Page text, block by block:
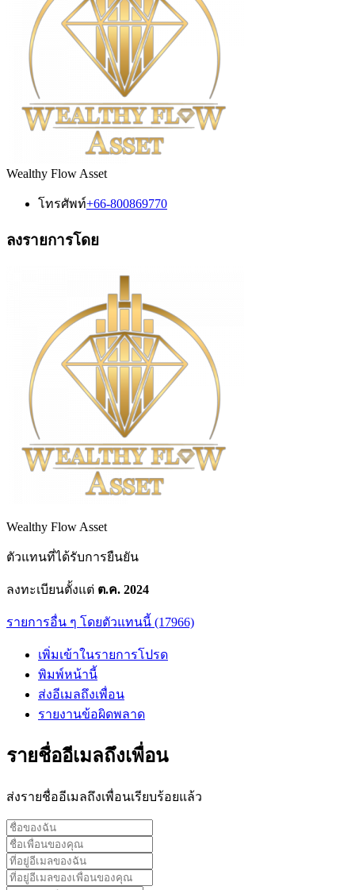
Wealthy Flow Asset
โทรศัพท์+66-800869770
ลงรายการโดย
Wealthy Flow Asset
ตัวแทนที่ได้รับการยืนยัน
ลงทะเบียนตั้งแต่ ต.ค. 2024
รายการอื่น ๆ โดยตัวแทนนี้ (17966)
เพิ่มเข้าในรายการโปรด
พิมพ์หน้านี้
ส่งอีเมลถึงเพื่อน
รายงานข้อผิดพลาด
รายชื่ออีเมลถึงเพื่อน
ส่งรายชื่ออีเมลถึงเพื่อนเรียบร้อยแล้ว